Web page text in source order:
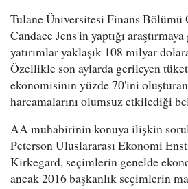
Tulane Üniversitesi Finans
Candace Jens'in yaptığı
yatırımlar yaklaşık 108 milyar
Özellikle son aylarda gerileyen
ekonomisinin yüzde 70'ini
harcamalarını olumsuz etkilediği
AA muhabirinin konuya ilişkin
Peterson Uluslararası Ekonomi
Kirkegard, seçimlerin genelde
ancak 2016 başkanlık seçimlerin